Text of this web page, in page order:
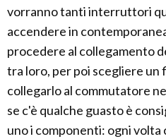
vorranno tanti interruttori
accendere in
procedere al collegamento
tra loro, per poi scegliere un
collegarlo al commutatore
se c'è qualche guasto è
uno i componenti: ogni volta